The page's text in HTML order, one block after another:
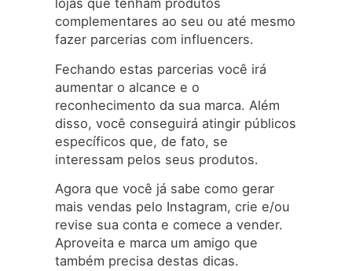
lojas que tenham produtos
complementares ao seu ou até mesmo
fazer parcerias com influencers.
Fechando estas parcerias você irá
aumentar o alcance e o
reconhecimento da sua marca. Além
disso, você conseguirá atingir públicos
específicos que, de fato, se
interessam pelos seus produtos.
Agora que você já sabe como gerar
mais vendas pelo Instagram, crie e/ou
revise sua conta e comece a vender.
Aproveita e marca um amigo que
também precisa destas dicas.